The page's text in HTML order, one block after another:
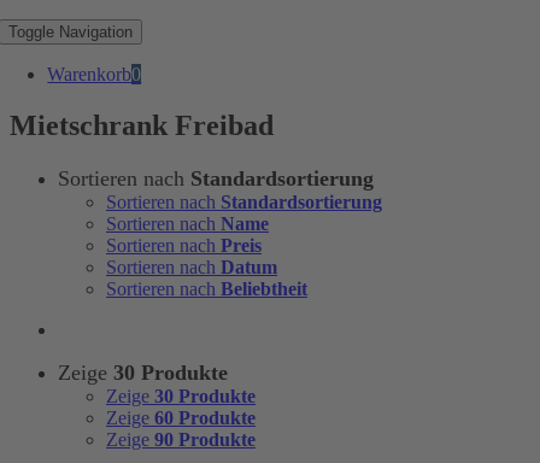
Toggle Navigation
Warenkorb0
Mietschrank Freibad
Sortieren nach Standardsortierung
Sortieren nach Standardsortierung
Sortieren nach Name
Sortieren nach Preis
Sortieren nach Datum
Sortieren nach Beliebtheit
Zeige 30 Produkte
Zeige 30 Produkte
Zeige 60 Produkte
Zeige 90 Produkte